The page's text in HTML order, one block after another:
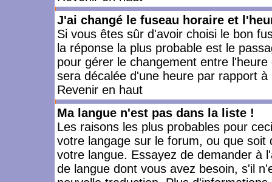
J'ai changé le fuseau horaire et
Si vous êtes sûr d'avoir choisi le bon
la réponse la plus probable est le
pour gérer le changement entre
sera décalée d'une heure par rapport à
Revenir en haut
Ma langue n'est pas dans la liste !
Les raisons les plus probables pour
votre langage sur le forum, ou que
votre langue. Essayez de demander à
de langue dont vous avez besoin, s'il